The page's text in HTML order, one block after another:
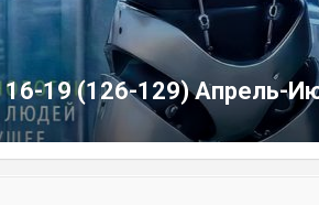
19 (126-129) Апрель-